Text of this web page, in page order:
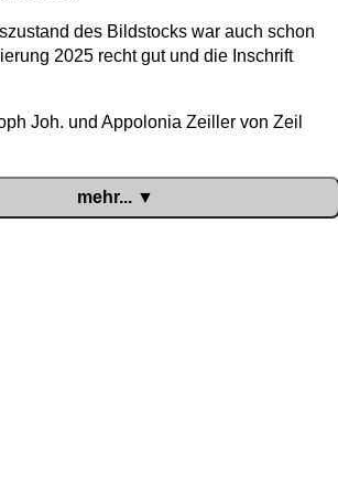
des Bildstocks war auch schon
2025 recht gut und die Inschrift
Joh. und Appolonia Zeiller von Zeil
mehr... ▼